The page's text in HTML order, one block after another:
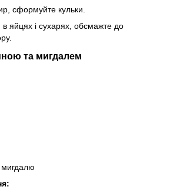
сформуйте кульки.
яйцях і сухарях, обсмажте до
та мигдалем
мигдалю